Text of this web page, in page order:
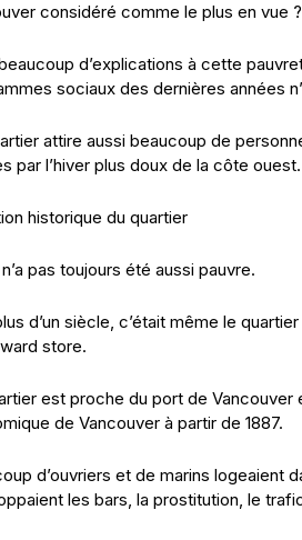
considéré comme le plus en vue ?
beaucoup d’explications à cette
sociaux des dernières années
attire aussi beaucoup de
par l’hiver plus doux de la côte ouest.
historique du quartier
pas toujours été aussi pauvre.
d’un siècle, c’était même le
store.
est proche du port de Vancouver
de Vancouver à partir de 1887.
d’ouvriers et de marins logeaient
les bars, la prostitution, le